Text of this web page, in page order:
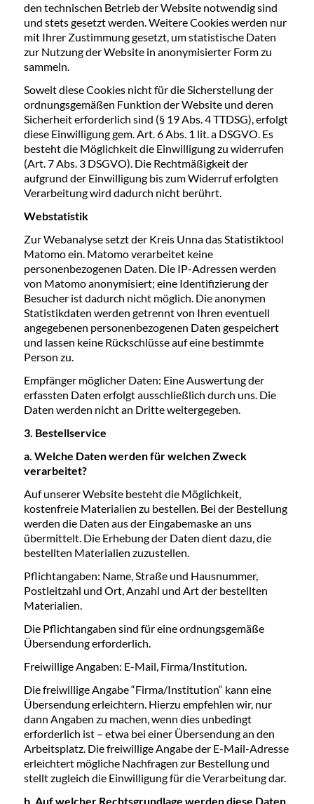
den technischen Betrieb der Website notwendig sind
und stets gesetzt werden. Weitere Cookies werden nur
mit Ihrer Zustimmung gesetzt, um statistische Daten
zur Nutzung der Website in anonymisierter Form zu
sammeln.
Soweit diese Cookies nicht für die Sicherstellung der
ordnungsgemäßen Funktion der Website und deren
Sicherheit erforderlich sind (§ 19 Abs. 4 TTDSG), erfolgt
diese Einwilligung gem. Art. 6 Abs. 1 lit. a DSGVO. Es
besteht die Möglichkeit die Einwilligung zu widerrufen
(Art. 7 Abs. 3 DSGVO). Die Rechtmäßigkeit der
aufgrund der Einwilligung bis zum Widerruf erfolgten
Verarbeitung wird dadurch nicht berührt.
Webstatistik
Zur Webanalyse setzt der Kreis Unna das Statistiktool
Matomo ein. Matomo verarbeitet keine
personenbezogenen Daten. Die IP-Adressen werden
von Matomo anonymisiert; eine Identifizierung der
Besucher ist dadurch nicht möglich. Die anonymen
Statistikdaten werden getrennt von Ihren eventuell
angegebenen personenbezogenen Daten gespeichert
und lassen keine Rückschlüsse auf eine bestimmte
Person zu.
Empfänger möglicher Daten: Eine Auswertung der
erfassten Daten erfolgt ausschließlich durch uns. Die
Daten werden nicht an Dritte weitergegeben.
3. Bestellservice
a. Welche Daten werden für welchen Zweck
verarbeitet?
Auf unserer Website besteht die Möglichkeit,
kostenfreie Materialien zu bestellen. Bei der Bestellung
werden die Daten aus der Eingabemaske an uns
übermittelt. Die Erhebung der Daten dient dazu, die
bestellten Materialien zuzustellen.
Pflichtangaben: Name, Straße und Hausnummer,
Postleitzahl und Ort, Anzahl und Art der bestellten
Materialien.
Die Pflichtangaben sind für eine ordnungsgemäße
Übersendung erforderlich.
Freiwillige Angaben: E-Mail, Firma/Institution.
Die freiwillige Angabe “Firma/Institution“ kann eine
Übersendung erleichtern. Hierzu empfehlen wir, nur
dann Angaben zu machen, wenn dies unbedingt
erforderlich ist – etwa bei einer Übersendung an den
Arbeitsplatz. Die freiwillige Angabe der E-Mail-Adresse
erleichtert mögliche Nachfragen zur Bestellung und
stellt zugleich die Einwilligung für die Verarbeitung dar.
b. Auf welcher Rechtsgrundlage werden diese Daten